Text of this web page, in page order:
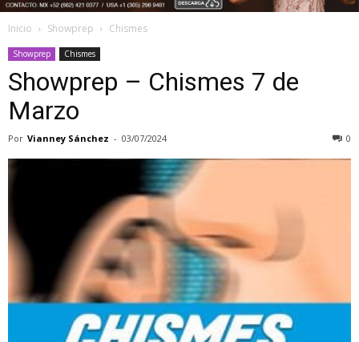
Inicio Showprep Chismes
Showprep Chismes
Showprep – Chismes 7 de
Marzo
Por Vianney Sánchez - 03/07/2024 0